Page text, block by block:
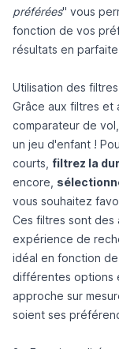
préférées" vous
fonction de vos
résultats en
Utilisation des
Grâce aux filtres et
comparateur de
un jeu d'enfant !
courts, filtrez la
encore,
vous souhaitez
Ces filtres sont des
expérience de
idéal en fonction
différentes options
approche sur
soient ses